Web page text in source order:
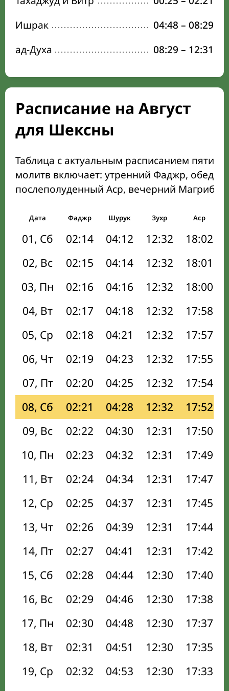
Ишрак
04:48 – 08:29
ад-Духа
08:29 – 12:31
Расписание на Август
для Шексны
Таблица с актуальным расписанием пяти
молитв включает: утренний Фаджр,
послеполуденный Аср, вечерний Магриб
Дата Фаджр Шурук Зухр Аср
01, Сб 02:14 04:12 12:32 18:02
02, Вс
02:15 04:14 12:32 18:01
03, Пн
02:16 04:16 12:32 18:00
04, Вт
02:17 04:18 12:32 17:58
05, Ср
02:18 04:21 12:32 17:57
06, Чт
02:19 04:23 12:32 17:55
07, Пт
02:20 04:25 12:32 17:54
08, Сб
02:21 04:28 12:32 17:52
09, Вс
02:22 04:30 12:31 17:50
10, Пн
02:23 04:32 12:31 17:49
11, Вт
02:24 04:34 12:31 17:47
12, Ср
02:25 04:37 12:31 17:45
13, Чт
02:26 04:39 12:31 17:44
14, Пт
02:27 04:41 12:31 17:42
15, Сб
02:28 04:44 12:30 17:40
16, Вс
02:29 04:46 12:30 17:38
17, Пн
02:30 04:48 12:30 17:37
18, Вт
02:31 04:51 12:30 17:35
19, Ср
02:32 04:53 12:30 17:33